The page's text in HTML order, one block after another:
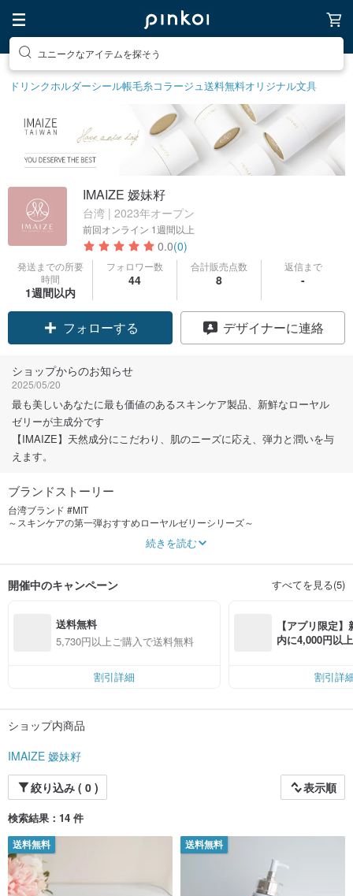
ユニークなアイテムを探そう
ドリンクホルダーシール帳毛糸コラージュ送料無料オリジナル文具
IMAIZE 嫒妹籽
台湾 | 2023年オープン
前回オンライン 1週間以上
0.0(0)
発送までの所要
時間
1週間以内
フォロワー数
44
合計販売点数
8
返信まで
-
クーポン取得
フォローする
デザイナーに連絡
ショップからのお知らせ
2025/05/20
最も美しいあなたに最も価値のあるスキンケア製品、新鮮なローヤル
ゼリーが主成分です
【IMAIZE】天然成分にこだわり、肌のニーズに応え、弾力と潤いを与
えます。
ブランドストーリー
台湾ブランド #MIT
～スキンケアの第一弾おすすめローヤルゼリーシリーズ～
天然植物エキス🌿を使用し、新鮮なローヤルゼリー🐝を丁寧にお届けします
た。
ツバチでも、はちみつを食べたミツバチは働きバチに、ローヤルゼリーを食べ
たミツバチは成長します。
女王蜂に成長します。
地元の養蜂家と知り合ってから、ミツバチの世界はとても不思議で、農薬が不
適切に使用されるとミツバチは大量に死んでしまうということを知りました。
このため、ローヤル ゼリーは実際には非常に高価であり、台湾ではローヤル ゼ
に影響を及ぼしています。
台湾のローヤルゼリーは世界的には非常に競争力があるにもかかわらず、ロー
ヤルゼリーについてはまだ一般の人々にはあまり馴染みがないため、より多く
の人にローヤルゼリーの利点を知ってもらい、台湾の地元の小規模農家の発展
を促進するために。はちみつを開発し、その周辺商品も開発しようと考え、女
王蜂クリームで第一歩を踏み出しました！
周囲の友人たちは創業者の決意と理念に感動し、支援を表明し、協力して地元
の小規模農家に貢献しようと努めた。創業者たちは台湾の農産物の価値を革新
するために全員の力を結集し、良いアイデアと良い製品を世界中の人々と共有
するために協力しました。
続きを読む
開催中のキャンペーン すべてを見る(5)
送料無料
5,730円以上ご購入で送料無料
割引詳細
【アプリ限定
内に4,000円以
割引詳
ショップ内商品
IMAIZE 嫒妹籽
絞り込み ( 0 )
表示順
検索結果：14 件
送料無料 送料無料